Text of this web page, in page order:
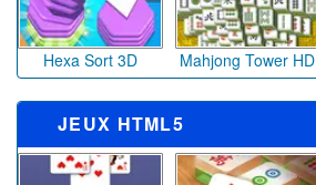
Hexa Sort 3D Mahjong Tower HD
JEUX HTML5